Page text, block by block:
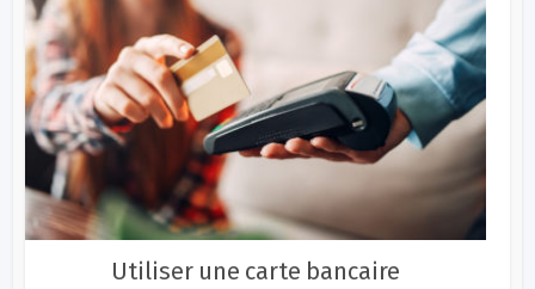
Utiliser une carte bancaire